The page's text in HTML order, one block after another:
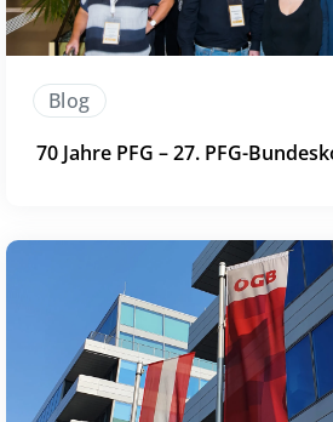
Blog
70 Jahre PFG – 27. PFG-